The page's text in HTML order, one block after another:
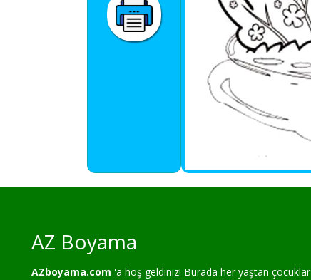
AZ Boyama
AZboyama.com 'a hoş geldiniz! Burada her yaştan çocuklar